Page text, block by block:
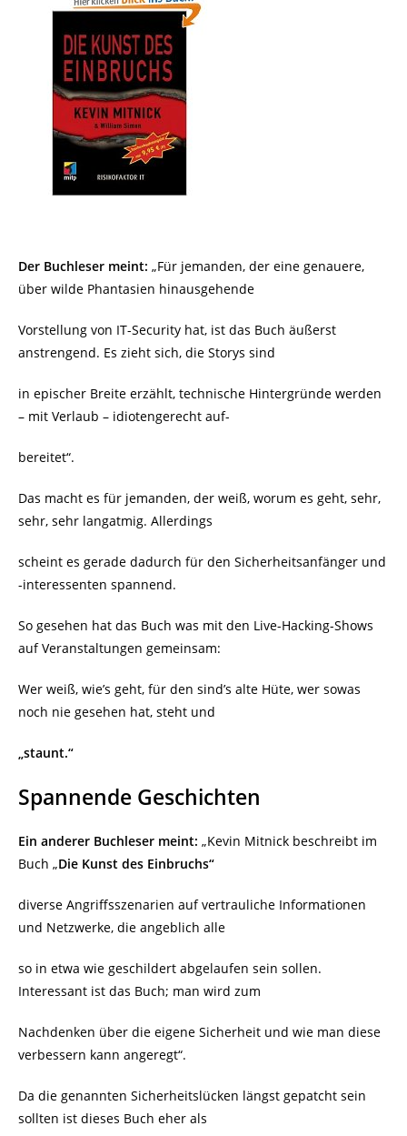
Der Buchleser meint: „Für jemanden, der eine genauere,
über wilde Phantasien hinausgehende
Vorstellung von IT-Security hat, ist das Buch äußerst
anstrengend. Es zieht sich, die Storys sind
in epischer Breite erzählt, technische Hintergründe werden
– mit Verlaub – idiotengerecht auf-
bereitet“.
Das macht es für jemanden, der weiß, worum es geht, sehr,
sehr, sehr langatmig. Allerdings
scheint es gerade dadurch für den Sicherheitsanfänger und
-interessenten spannend.
So gesehen hat das Buch was mit den Live-Hacking-Shows
auf Veranstaltungen gemeinsam:
Wer weiß, wie’s geht, für den sind’s alte Hüte, wer sowas
noch nie gesehen hat, steht und
„staunt.“
Spannende Geschichten
Ein anderer Buchleser meint: „Kevin Mitnick beschreibt im
Buch „Die Kunst des Einbruchs“
diverse Angriffsszenarien auf vertrauliche Informationen
und Netzwerke, die angeblich alle
so in etwa wie geschildert abgelaufen sein sollen.
Interessant ist das Buch; man wird zum
Nachdenken über die eigene Sicherheit und wie man diese
verbessern kann angeregt“.
Da die genannten Sicherheitslücken längst gepatcht sein
sollten ist dieses Buch eher als